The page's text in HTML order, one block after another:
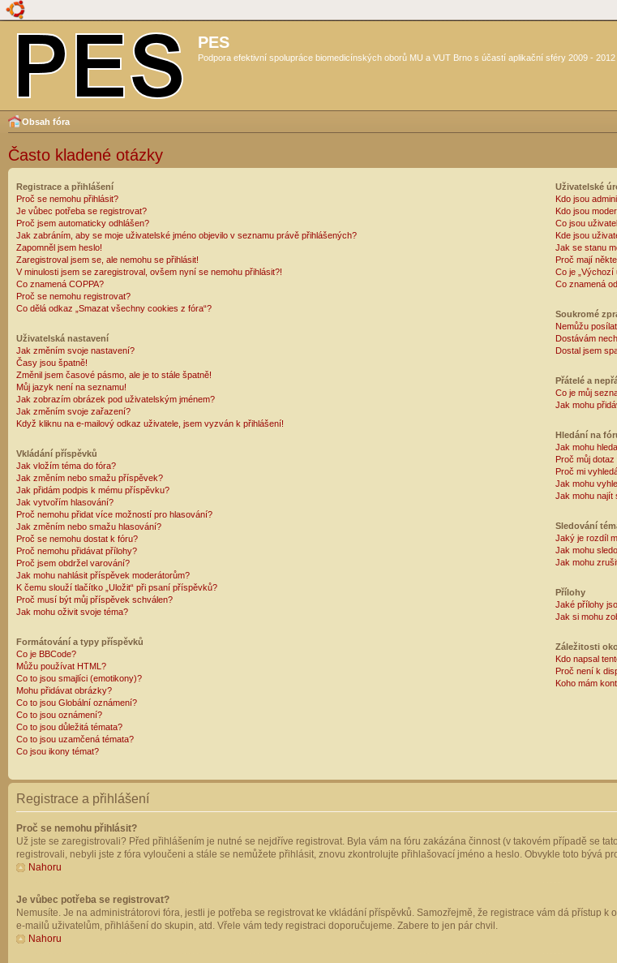
PES
Podpora efektivní spolupráce biomedicínských oborů MU a VUT Brno s účastí aplikační sféry 2009 - 2012
Obsah fóra
Často kladené otázky
Registrace a přihlášení
Proč se nemohu přihlásit?
Je vůbec potřeba se registrovat?
Proč jsem automaticky odhlášen?
Jak zabráním, aby se moje uživatelské jméno objevilo v seznamu právě přihlášených?
Zapomněl jsem heslo!
Zaregistroval jsem se, ale nemohu se přihlásit!
V minulosti jsem se zaregistroval, ovšem nyní se nemohu přihlásit?!
Co znamená COPPA?
Proč se nemohu registrovat?
Co dělá odkaz „Smazat všechny cookies z fóra“?
Uživatelská nastavení
Jak změním svoje nastavení?
Časy jsou špatně!
Změnil jsem časové pásmo, ale je to stále špatně!
Můj jazyk není na seznamu!
Jak zobrazím obrázek pod uživatelským jménem?
Jak změním svoje zařazení?
Když kliknu na e-mailový odkaz uživatele, jsem vyzván k přihlášení!
Vkládání příspěvků
Jak vložím téma do fóra?
Jak změním nebo smažu příspěvek?
Jak přidám podpis k mému příspěvku?
Jak vytvořím hlasování?
Proč nemohu přidat více možností pro hlasování?
Jak změním nebo smažu hlasování?
Proč se nemohu dostat k fóru?
Proč nemohu přidávat přílohy?
Proč jsem obdržel varování?
Jak mohu nahlásit příspěvek moderátorům?
K čemu slouží tlačítko „Uložit“ při psaní příspěvků?
Proč musí být můj příspěvek schválen?
Jak mohu oživit svoje téma?
Formátování a typy příspěvků
Co je BBCode?
Můžu používat HTML?
Co to jsou smajlíci (emotikony)?
Mohu přidávat obrázky?
Co to jsou Globální oznámení?
Co to jsou oznámení?
Co to jsou důležitá témata?
Co to jsou uzamčená témata?
Co jsou ikony témat?
Uživatelské
Kdo jsou
Kdo jsou
Co jsou
Kde jsou
Jak se stanu
Proč mají
Co je „Výchozí
Co znamená
Soukromé
Nemůžu
Dostávám
Dostal jsem
Přátelé a
Co je můj
Jak mohu
Hledání na
Jak mohu
Proč můj
Proč mi
Jak mohu
Jak mohu najít
Sledování
Jaký je rozdíl
Jak mohu
Jak mohu
Přílohy
Jaké přílohy
Jak si mohu
Záležitosti
Kdo napsal
Proč není k
Koho mám
Registrace a přihlášení
Proč se nemohu přihlásit?
Už jste se zaregistrovali? Před přihlášením je nutné se nejdříve registrovat. Byla vám na fóru zakázána činnost (v takovém případě se
registrovali, nebyli jste z fóra vyloučeni a stále se nemůžete přihlásit, znovu zkontrolujte přihlašovací jméno a heslo. Obvykle toto bývá
Nahoru
Je vůbec potřeba se registrovat?
Nemusíte. Je na administrátorovi fóra, jestli je potřeba se registrovat ke vkládání příspěvků. Samozřejmě, že registrace vám dá přístup
e-mailů uživatelům, přihlášení do skupin, atd. Vřele vám tedy registraci doporučujeme. Zabere to jen pár chvil.
Nahoru